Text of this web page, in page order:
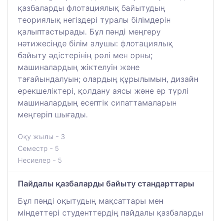
қазбаларды флотациялық байытудың
теориялық негіздері туралы білімдерін
қалыптастырады. Бұл пәнді меңгеру
нәтижесінде білім алушы: флотациялық
байыту әдістерінің рөлі мен орны;
машиналардың жіктелуін және
тағайындалуын; олардың құрылымын, дизайн
ерекшеліктері, қолдану аясы және әр түрлі
машиналардың есептік сипаттамаларын
меңгеріп шығады.
Оқу жылы - 3
Семестр - 5
Несиелер - 5
Пайдалы қазбаларды байыту стандарттары
Бұл пәнді оқытудың мақсаттары мен
міндеттері студенттердің пайдалы қазбаларды